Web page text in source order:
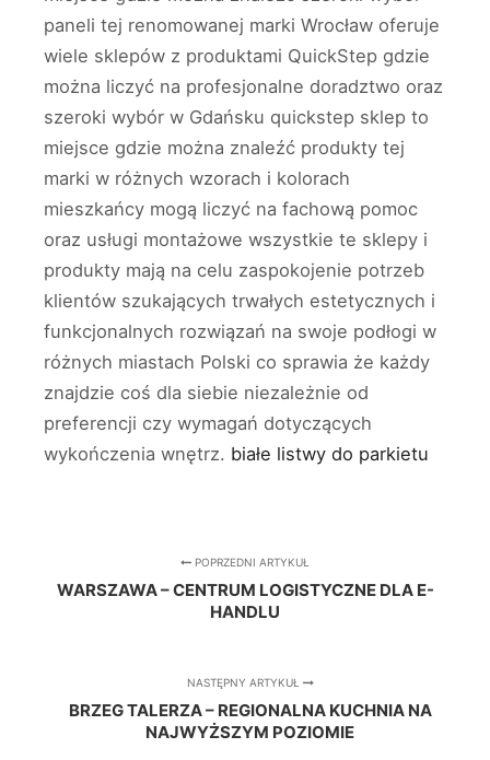
paneli tej renomowanej marki Wrocław oferuje
wiele sklepów z produktami QuickStep gdzie
można liczyć na profesjonalne doradztwo oraz
szeroki wybór w Gdańsku quickstep sklep to
miejsce gdzie można znaleźć produkty tej
marki w różnych wzorach i kolorach
mieszkańcy mogą liczyć na fachową pomoc
oraz usługi montażowe wszystkie te sklepy i
produkty mają na celu zaspokojenie potrzeb
klientów szukających trwałych estetycznych i
funkcjonalnych rozwiązań na swoje podłogi w
różnych miastach Polski co sprawia że każdy
znajdzie coś dla siebie niezależnie od
preferencji czy wymagań dotyczących
wykończenia wnętrz. białe listwy do parkietu
POPRZEDNI ARTYKUŁ
WARSZAWA – CENTRUM LOGISTYCZNE DLA E-
HANDLU
NASTĘPNY ARTYKUŁ
BRZEG TALERZA – REGIONALNA KUCHNIA NA
NAJWYŻSZYM POZIOMIE